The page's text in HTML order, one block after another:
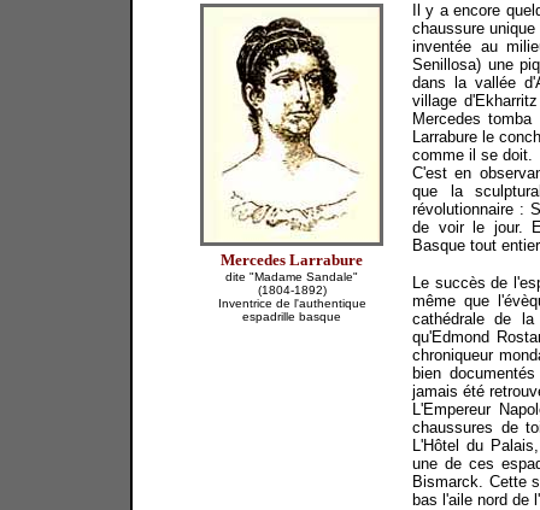
Mercedes Larrabure
dite "Madame Sandale"
(1804-1892)
Inventrice de l'authentique
espadrille basque
Il y a encore
chaussure
inventée au
Senillosa) une
dans la vallée
village
Mercedes
Larrabure le
comme il se doit.
C'est en
que la
révolutionnaire :
de voir le jour.
Basque tout
Le succès de
même que
cathédrale de
qu'Edmond
chroniqueur
bien
jamais été
L'Empereur
chaussures de
L'Hôtel du
une de ces
Bismarck. Cette
bas l'aile nord de